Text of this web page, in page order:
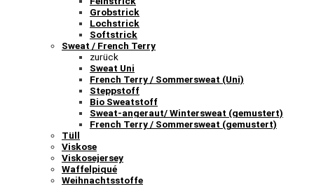
Grobstrick
Lochstrick
Softstrick
Sweat / French Terry
zurück
Sweat Uni
French Terry / Sommersweat (Uni)
Steppstoff
Bio Sweatstoff
Sweat-angeraut/ Wintersweat (gemustert)
French Terry / Sommersweat (gemustert)
Tüll
Viskose
Viskosejersey
Waffelpiqué
Weihnachtsstoffe